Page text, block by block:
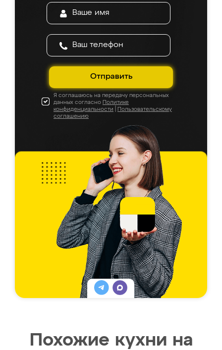
Отправить
Я соглашаюсь на передачу персональных
данных согласно Политике
конфиденциальности
Пользовательскому
соглашению
Похожие кухни на